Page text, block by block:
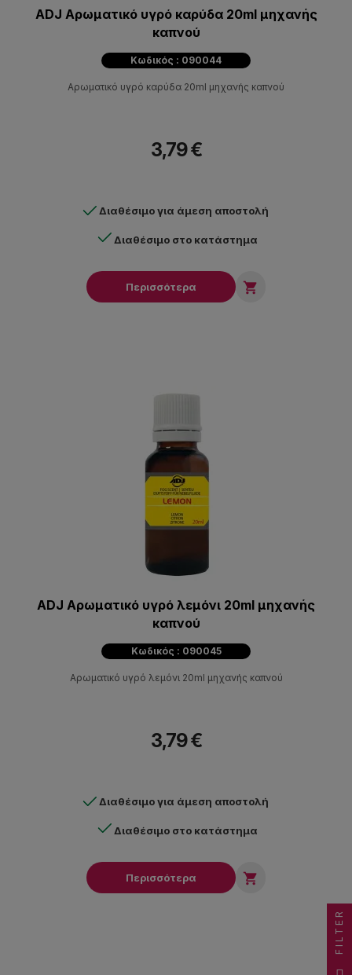
ADJ Αρωματικό υγρό καρύδα 20ml μηχανής
καπνού
Κωδικός : 090044
Αρωματικό υγρό καρύδα 20ml μηχανής καπνού
3,79 €
Διαθέσιμο για άμεση αποστολή
Διαθέσιμο στο κατάστημα
Περισσότερα 
ADJ Αρωματικό υγρό λεμόνι 20ml μηχανής
καπνού
Κωδικός : 090045
Αρωματικό υγρό λεμόνι 20ml μηχανής καπνού
3,79 €
Διαθέσιμο για άμεση αποστολή
Διαθέσιμο στο κατάστημα
Περισσότερα 
FILTER